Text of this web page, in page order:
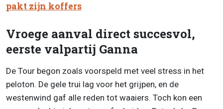
pakt zijn koffers
Vroege aanval direct succesvol,
eerste valpartij Ganna
De Tour begon zoals voorspeld met veel stress in het
peloton. De gele trui lag voor het grijpen, en de
westenwind gaf alle reden tot waaiers. Toch kon een